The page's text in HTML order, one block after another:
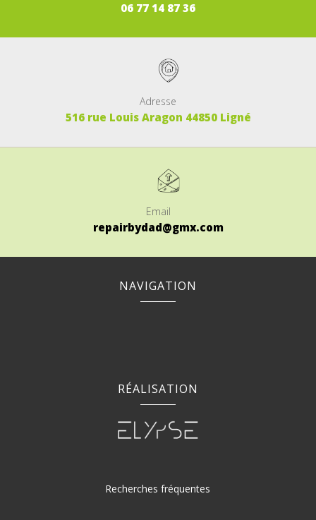
06 77 14 87 36
Adresse
516 rue Louis Aragon 44850 Ligné
Email
repairbydad@gmx.com
NAVIGATION
RÉALISATION
Recherches fréquentes